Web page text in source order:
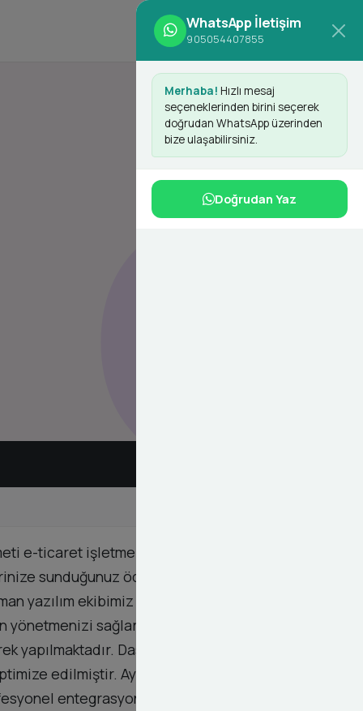
Giriş Yap Kayıt Ol
d
e-ticaret işletmelerinin dijital dönüşüm
sunduğunuz ödeme yöntemlerinin çeşitliliği
yazılım ekibimiz Magento altyapınız ile United
sağlar. Teknik kurulum sürecimiz
Dashy Digital olarak
edilmiştir. Ayrıca hata yönetimi ve işlem
entegrasyon çözümlerimiz sayesinde
WhatsApp İletişim
905054407855
Merhaba! Hızlı mesaj
seçeneklerinden birini seçerek
doğrudan WhatsApp üzerinden
bize ulaşabilirsiniz.
Doğrudan Yaz